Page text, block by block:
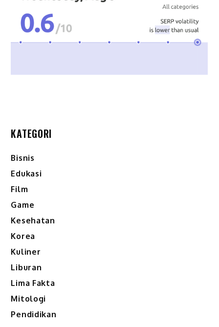
KATEGORI
Bisnis
Edukasi
Film
Game
Kesehatan
Korea
Kuliner
Liburan
Lima Fakta
Mitologi
Pendidikan